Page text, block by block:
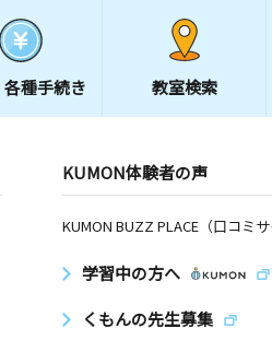
各種手続き 教室検索
KUMON体験者の声
KUMON BUZZ PLACE（口コミサ
学習中の方へ
くもんの先生募集